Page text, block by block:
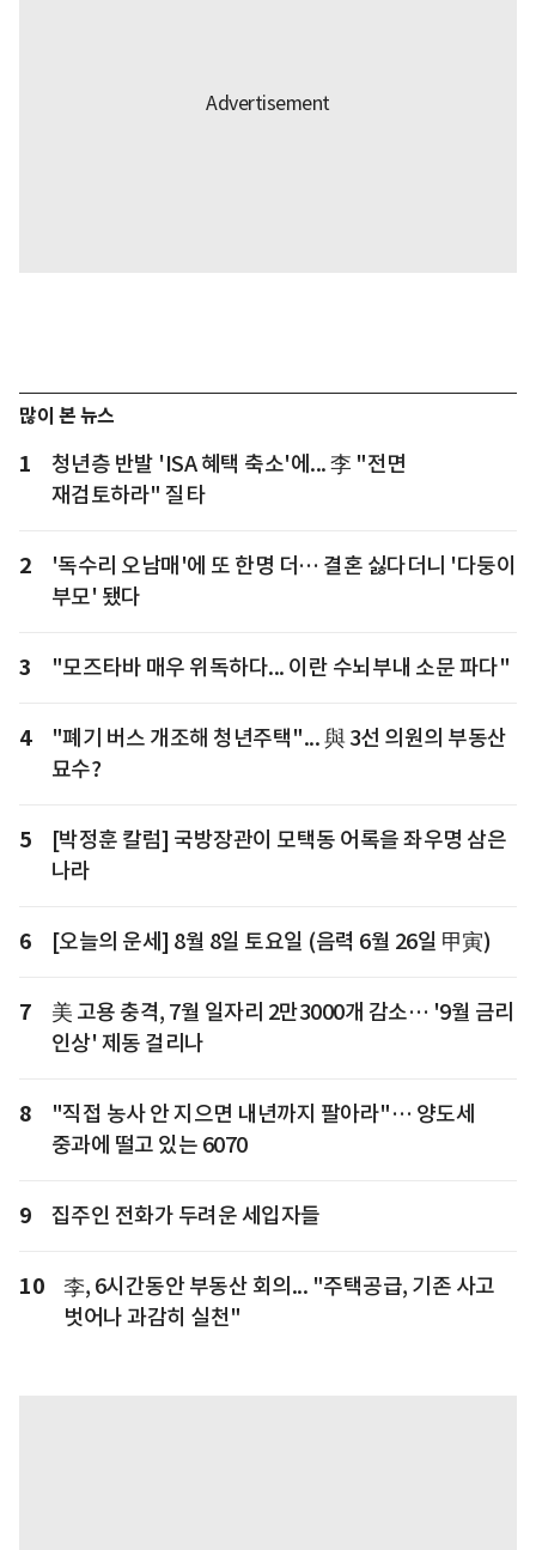
많이 본 뉴스
1
청년층 반발 'ISA 혜택 축소'에... 李 "전면
재검토하라" 질타
2
'독수리 오남매'에 또 한명 더… 결혼 싫다더니 '다둥이
부모' 됐다
3 "모즈타바 매우 위독하다... 이란 수뇌부내 소문 파다"
4
"폐기 버스 개조해 청년주택"... 與 3선 의원의 부동산
묘수?
5
[박정훈 칼럼] 국방장관이 모택동 어록을 좌우명 삼은
나라
6 [오늘의 운세] 8월 8일 토요일 (음력 6월 26일 甲寅)
7
美 고용 충격, 7월 일자리 2만3000개 감소… '9월 금리
인상' 제동 걸리나
8
"직접 농사 안 지으면 내년까지 팔아라"… 양도세
중과에 떨고 있는 6070
9 집주인 전화가 두려운 세입자들
10
李, 6시간동안 부동산 회의... "주택공급, 기존 사고
벗어나 과감히 실천"